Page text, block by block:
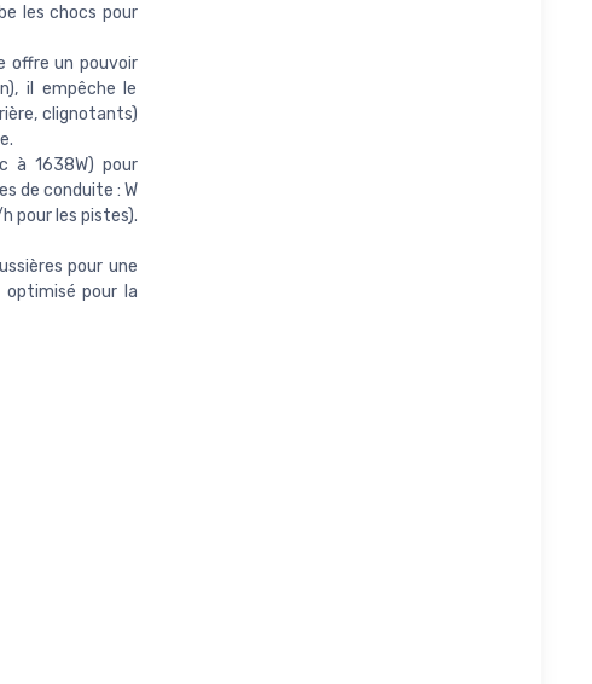
les chocs pour
offre un pouvoir
il empêche le
clignotants)
à 1638W) pour
de conduite : W
pour les pistes).
pour une
pour la